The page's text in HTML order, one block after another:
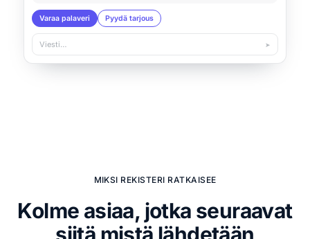
Varaa palaveri Pyydä tarjous
Viesti… ➤
MIKSI REKISTERI RATKAISEE
Kolme asiaa, jotka seuraavat